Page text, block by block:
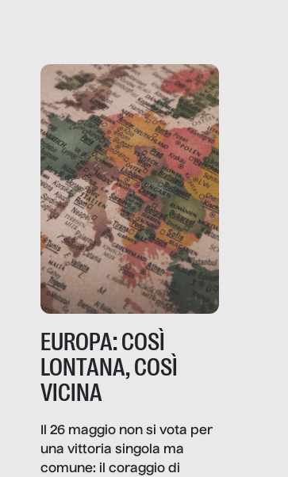
EUROPA: COSÌ
LONTANA, COSÌ
VICINA
Il 26 maggio non si vota per
una vittoria singola ma
comune: il coraggio di